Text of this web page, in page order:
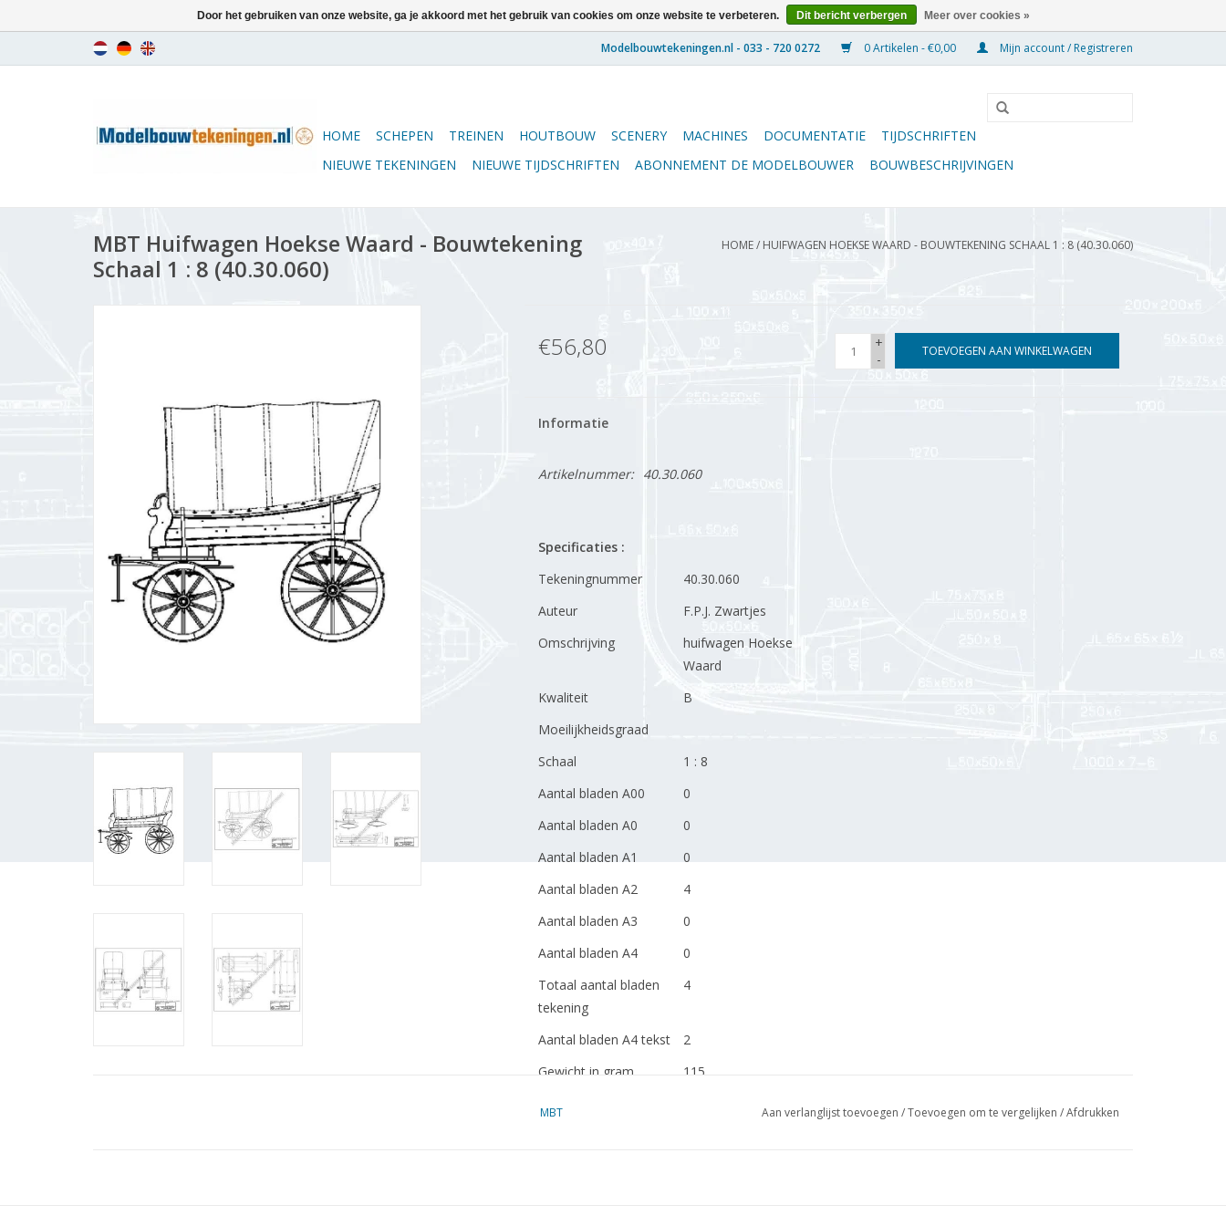
0 Artikelen - €0,00 Mijn account / Registreren
HOME SCHEPEN TREINEN HOUTBOUW SCENERY MACHINES DOCUMENTATIE
TIJDSCHRIFTEN
NIEUWE TEKENINGEN
NIEUWE TIJDSCHRIFTEN ABONNEMENT DE MODELBOUWER BOUWBESCHRIJVINGEN
MBT Huifwagen Hoekse Waard - Bouwtekening
Schaal 1 : 8 (40.30.060)
HOME/ HUIFWAGEN HOEKSE WAARD - BOUWTEKENING SCHAAL 1 : 8 (40.30.060)
€56,80
+
-
TOEVOEGEN AAN WINKELWAGEN
Informatie
Artikelnummer: 40.30.060
Specificaties :
Tekeningnummer
40.30.060
Auteur
F.P.J. Zwartjes
Omschrijving
huifwagen Hoekse
Waard
Kwaliteit
B
Moeilijkheidsgraad
Schaal
1 : 8
Aantal bladen A00
0
Aantal bladen A0
0
Aantal bladen A1
0
Aantal bladen A2
4
Aantal bladen A3
0
Aantal bladen A4
0
Totaal aantal bladen
tekening
4
Aantal bladen A4 tekst
2
Gewicht in gram
115
MBT Aan verlanglijst toevoegen /Toevoegen om te vergelijken /Afdrukken
Door het gebruiken van onze website, ga je akkoord met het gebruik van cookies om onze website te verbeteren. Dit bericht verbergen Meer over cookies »